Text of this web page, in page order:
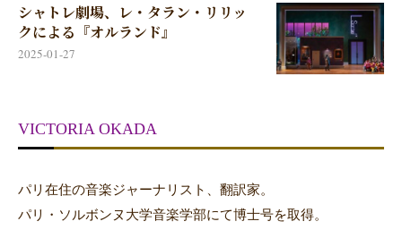
シャトレ劇場、レ・タラン・リリッ
クによる『オルランド』
2025-01-27
VICTORIA OKADA
パリ在住の音楽ジャーナリスト、翻訳家。
パリ・ソルボンヌ大学音楽学部にて博士号を取得。